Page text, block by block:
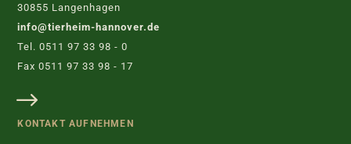
30855 Langenhagen
info@tierheim-hannover.de
Tel. 0511 97 33 98 - 0
Fax 0511 97 33 98 - 17
KONTAKT AUFNEHMEN